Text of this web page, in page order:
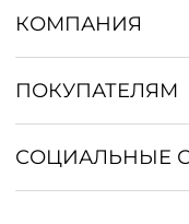
КОМПАНИЯ
ПОКУПАТЕЛЯМ
СОЦИАЛЬНЫЕ